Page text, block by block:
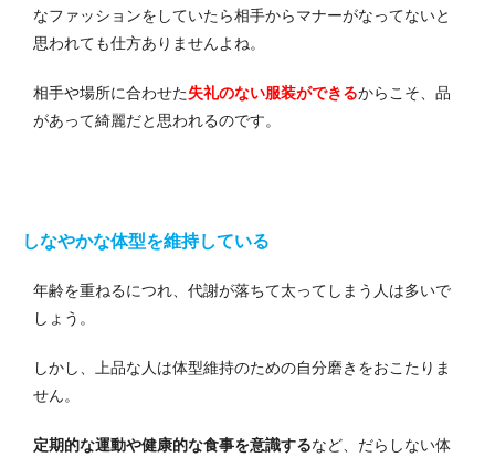
なファッションをしていたら相手からマナーがなってないと
思われても仕方ありませんよね。
相手や場所に合わせた失礼のない服装ができるからこそ、品
があって綺麗だと思われるのです。
しなやかな体型を維持している
年齢を重ねるにつれ、代謝が落ちて太ってしまう人は多いで
しょう。
しかし、上品な人は体型維持のための自分磨きをおこたりま
せん。
定期的な運動や健康的な食事を意識するなど、だらしない体